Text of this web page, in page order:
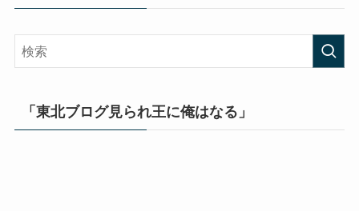
「東北ブログ見られ王に俺はなる」